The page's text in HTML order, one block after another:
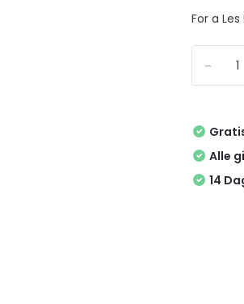
For a Les
-
Alle
14